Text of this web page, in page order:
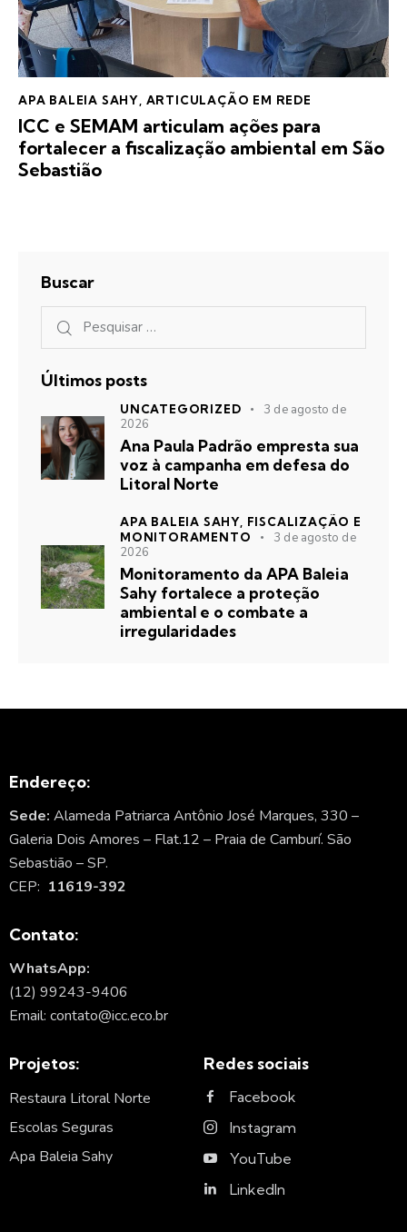
APA BALEIA SAHY ARTICULAÇÃO EM REDE
ICC e SEMAM articulam ações para
fortalecer a fiscalização ambiental em São
Sebastião
Buscar
Últimos posts
UNCATEGORIZED
3 de agosto de
2026
Ana Paula Padrão empresta sua
voz à campanha em defesa do
Litoral Norte
APA BALEIA SAHY, FISCALIZAÇÃO E
MONITORAMENTO
3 de agosto de
2026
Monitoramento da APA Baleia
Sahy fortalece a proteção
ambiental e o combate a
irregularidades
Endereço:
Sede: Alameda Patriarca Antônio José Marques, 330 –
Galeria Dois Amores – Flat.12 – Praia de Camburí. São
Sebastião – SP.
CEP: 11619-392
Contato:
WhatsApp:
(12) 99243-9406
Email: contato@icc.eco.br
Projetos:
Restaura Litoral Norte
Escolas Seguras
Apa Baleia Sahy
Redes sociais
Facebook
Instagram
YouTube
LinkedIn